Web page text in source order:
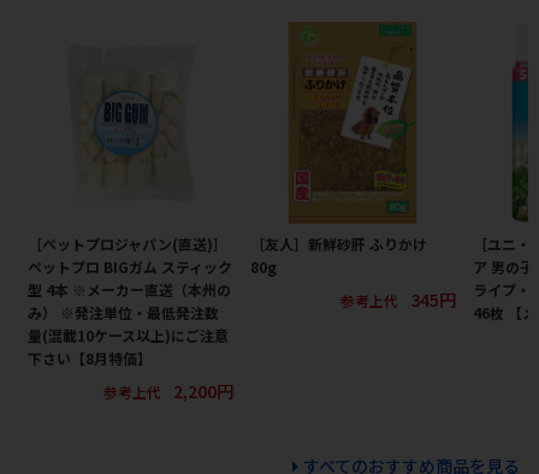
［ペットプロジャパン(直送)］
ペットプロ BIGガム スティック
型 4本 ※メーカー直送（本州の
み） ※発注単位・最低発注数
量(混載10ケース以上)にご注意
下さい【8月特価】
参考上代
2,200円
［友人］新鮮砂肝 ふりかけ
80g
参考上代
345円
［ユニ
ア 男の
ライプ・
46枚 【
すべてのおすすめ商品を見る